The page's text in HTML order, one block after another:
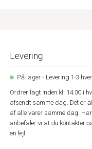
Levering
På lager - Levering 1-3
Ordrer lagt inden kl. 14.00 i
afsendt samme dag. Det er
af alle varer samme dag.
anbefaler vi at du kontakter
en fejl.